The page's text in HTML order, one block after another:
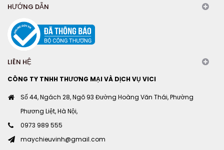
HƯỚNG DẪN
LIÊN HỆ
CÔNG TY TNHH THƯƠNG MẠI VÀ DỊCH VỤ VICI
Số 44, Ngách 28, Ngõ 93 Đường Hoàng Văn Thái, Phường
Phương Liệt, Hà Nội,
0973 989 555
maychieuvinh@gmail.com